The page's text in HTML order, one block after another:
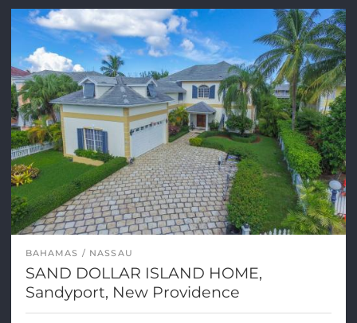
BAHAMAS NASSAU
SAND DOLLAR ISLAND HOME,
Sandyport, New Providence